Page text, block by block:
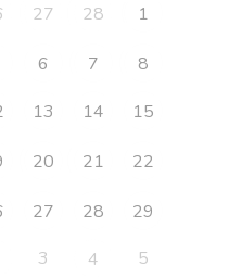
27 28 1
6 7
8
13 14 15
20 21 22
27 28
29
3 4 5